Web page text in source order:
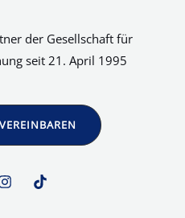
der Gesellschaft für
seit 21. April 1995